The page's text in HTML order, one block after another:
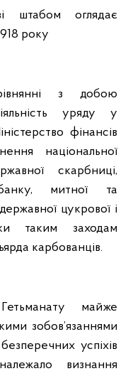
штабом оглядає
року
з добою
уряду у
фінансів
національної
скарбниці,
митної та
цукрової і
таким заходам
карбованців.
майже
зобов’язаннями
успіхів
визнання